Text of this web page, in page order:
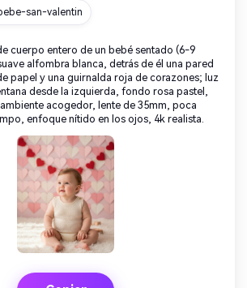
san-valentin
cuerpo entero de un bebé sentado (6-9
alfombra blanca, detrás de él una pared
papel y una guirnalda roja de corazones; luz
desde la izquierda, fondo rosa pastel,
acogedor, lente de 35mm, poca
enfoque nítido en los ojos, 4k realista.